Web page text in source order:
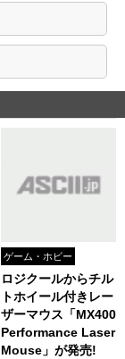
ゲーム・ホビー
ロジクールからチル
トホイール付きレー
ザーマウス「MX400
Performance Laser
Mouse」が発売!